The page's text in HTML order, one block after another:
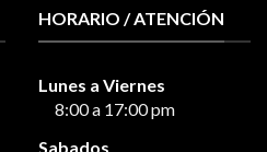
HORARIO / ATENCIÓN
Lunes a Viernes
8:00 a 17:00 pm
Sabados